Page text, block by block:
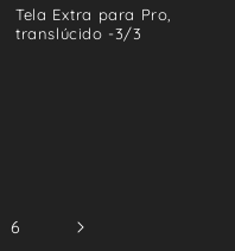
Tela Extra para Pro,
translúcido -3/3
6